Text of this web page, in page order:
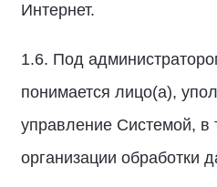
Интернет.
1.6. Под
понимается лицо(а),
управление Системой, в
организации обработки